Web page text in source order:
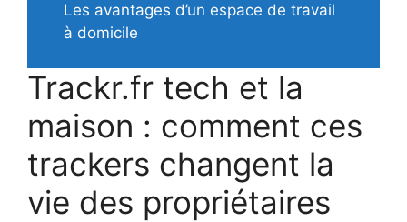
Les avantages d’un espace de travail
à domicile
Trackr.fr tech et la
maison : comment ces
trackers changent la
vie des propriétaires